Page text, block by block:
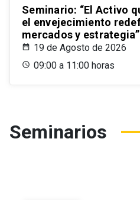
Seminario: “El Activo
el envejecimiento
mercados y estrategia”
19 de Agosto de 2026
09:00 a 11:00 horas
Seminarios